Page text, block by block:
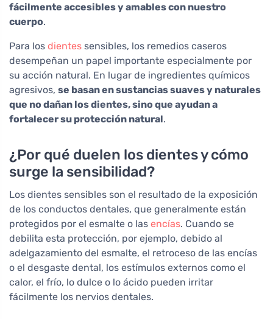
fácilmente accesibles y amables con nuestro
cuerpo.
Para los dientes sensibles, los remedios caseros
desempeñan un papel importante especialmente por
su acción natural. En lugar de ingredientes químicos
agresivos, se basan en sustancias suaves y naturales
que no dañan los dientes, sino que ayudan a
fortalecer su protección natural.
¿Por qué duelen los dientes y cómo
surge la sensibilidad?
Los dientes sensibles son el resultado de la exposición
de los conductos dentales, que generalmente están
protegidos por el esmalte o las encías. Cuando se
debilita esta protección, por ejemplo, debido al
adelgazamiento del esmalte, el retroceso de las encías
o el desgaste dental, los estímulos externos como el
calor, el frío, lo dulce o lo ácido pueden irritar
fácilmente los nervios dentales.